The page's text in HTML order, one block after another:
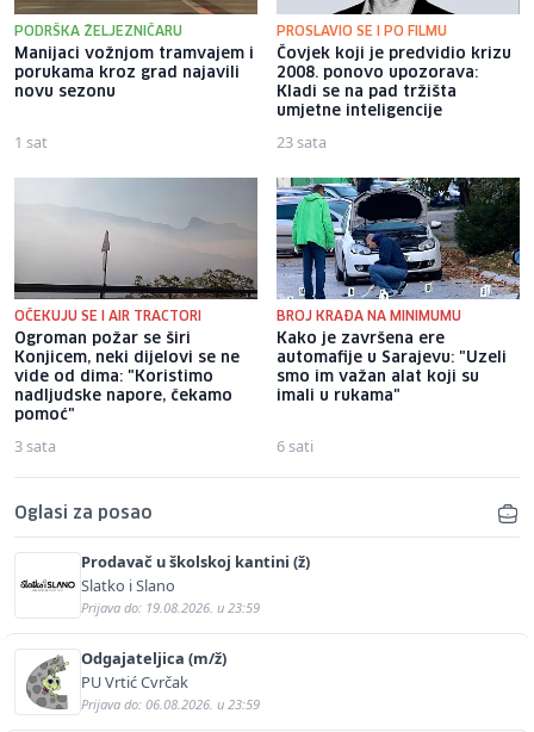
PODRŠKA ŽELJEZNIČARU
Manijaci vožnjom tramvajem i
porukama kroz grad najavili
novu sezonu
1 sat
PROSLAVIO SE I PO FILMU
Čovjek koji je predvidio krizu
2008. ponovo upozorava:
Kladi se na pad tržišta
umjetne inteligencije
23 sata
OČEKUJU SE I AIR TRACTORI
Ogroman požar se širi
Konjicem, neki dijelovi se ne
vide od dima: "Koristimo
nadljudske napore, čekamo
pomoć"
3 sata
BROJ KRAĐA NA MINIMUMU
Kako je završena ere
automafije u Sarajevu: "Uzeli
smo im važan alat koji su
imali u rukama"
6 sati
Oglasi za posao
Prodavač u školskoj kantini (ž)
Slatko i Slano
Prijava do: 19.08.2026. u 23:59
Odgajateljica (m/ž)
PU Vrtić Cvrčak
Prijava do: 06.08.2026. u 23:59